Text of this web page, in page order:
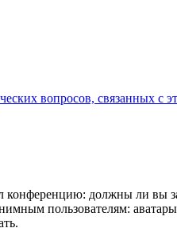
вопросов, связанных с
конференцию: должны ли вы
пользователям: